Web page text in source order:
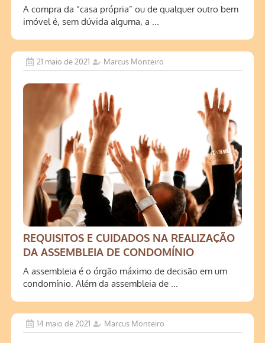
A compra da “casa própria” ou de qualquer outro bem
imóvel é, sem dúvida alguma, a ...
21 maio de 2021 Marcus Monteiro
REQUISITOS E CUIDADOS NA REALIZAÇÃO
DA ASSEMBLEIA DE CONDOMÍNIO
A assembleia é o órgão máximo de decisão em um
condomínio. Além da assembleia de ...
14 maio de 2021 Marcus Monteiro